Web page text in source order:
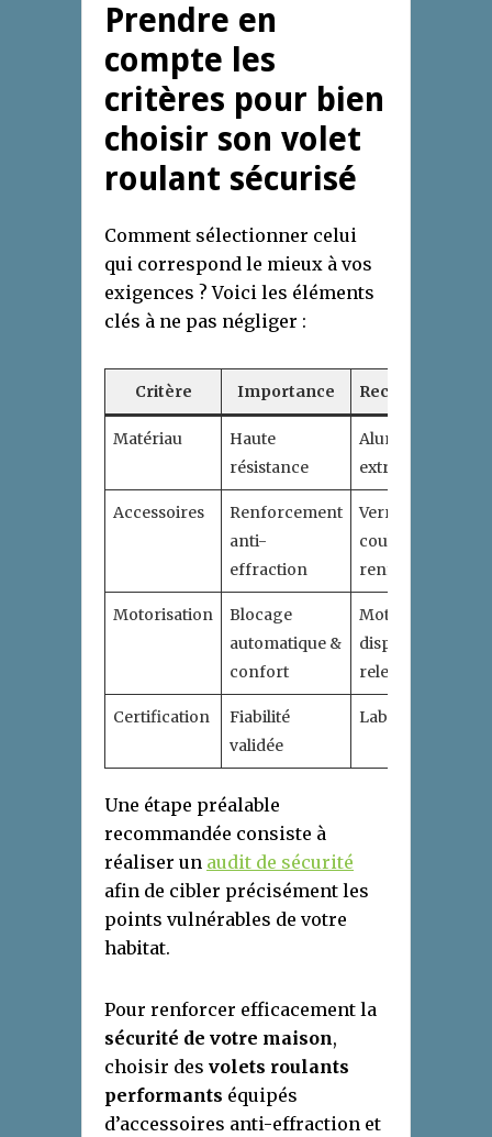
Prendre en
compte les
critères pour bien
choisir son volet
roulant sécurisé
Comment sélectionner celui
qui correspond le mieux à vos
exigences ? Voici les éléments
clés à ne pas négliger :
Critère Importance
Matériau
Haute
résistance
Aluminium
extrudé préféré
Accessoires
Renforcement
anti-
effraction
Verrous rigides &
coulisses
renforcées
Motorisation
Blocage
automatique &
confort
Moteur avec
dispositifs anti-
relevage
Certification
Fiabilité
validée
Labels NF et A2P
Une étape préalable
recommandée consiste à
réaliser un audit de sécurité
afin de cibler précisément les
points vulnérables de votre
habitat.
Pour renforcer efficacement la
sécurité de votre maison,
choisir des volets roulants
performants équipés
d’accessoires anti-effraction et